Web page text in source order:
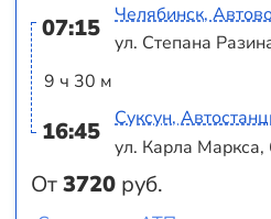
07:15
9 ч 30 м
16:45
От3720 руб.
Челябинск,
ул. Степана
Суксун,
ул. Карла